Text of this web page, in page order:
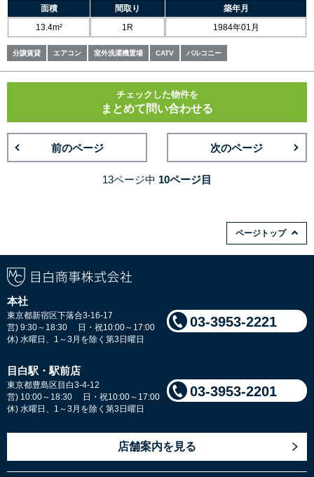
面積 間取り
築年月
13.4m²
1R 1984年01月
分譲賃貸 エアコン 室外洗濯機置場 CATV バルコニー
チェックした物件を
まとめて問い合わせる
前のページ 次のページ
13ページ中 10ページ目
ページトップ
本社
東京都新宿区下落合3-16-17
営) 9:30～18:30 日・祝10:00～17:00
休) 水曜日、1～3月を除く第3日曜日
03-3953-2221
目白駅・駅前店
東京都豊島区目白3-4-12
営) 10:00～18:30 日・祝10:00～17:00
休) 水曜日、1～3月を除く第3日曜日
03-3953-2201
店舗案内を見る